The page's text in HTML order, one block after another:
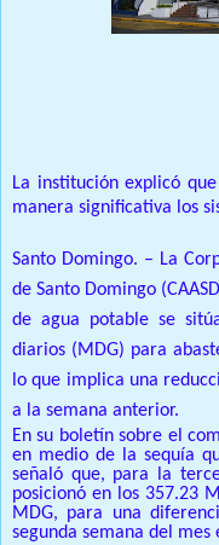
La institución explicó
manera significativa los
Santo Domingo. – La
de Santo Domingo
de agua potable se
diarios (MDG) para
lo que implica una
a la semana anterior.
En su boletín sobre el
en medio de la sequía
señaló que, para la
posicionó en los 357.23
MDG, para una
segunda semana del mes